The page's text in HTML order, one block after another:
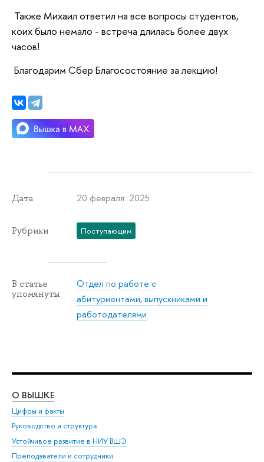
Также Михаил ответил на все вопросы студентов,
коих было немало - встреча длилась более двух
часов!
Благодарим Сбер Благосостояние за лекцию!
Дата 20 февраля 2025
Рубрики Поступающим
В статье
упомянуты
Отдел по работе с
абитуриентами, выпускниками и
работодателями
О ВЫШКЕ
Цифры и факты
Руководство и структура
Устойчивое развитие в НИУ ВШЭ
Преподаватели и сотрудники